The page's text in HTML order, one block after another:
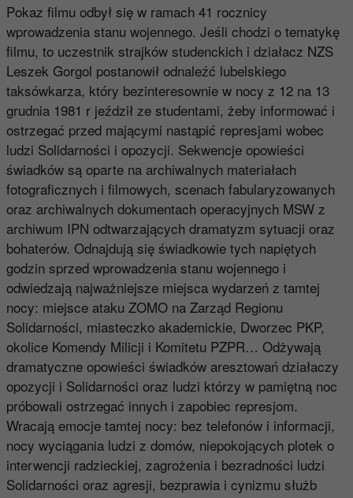
Pokaz filmu odbył się w ramach 41 rocznicy
wprowadzenia stanu wojennego. Jeśli chodzi o tematykę
filmu, to uczestnik strajków studenckich i działacz NZS
Leszek Gorgol postanowił odnaleźć lubelskiego
taksówkarza, który bezinteresownie w nocy z 12 na 13
grudnia 1981 r jeździł ze studentami, żeby informować i
ostrzegać przed mającymi nastąpić represjami wobec
ludzi Solidarności i opozycji. Sekwencje opowieści
świadków są oparte na archiwalnych materiałach
fotograficznych i filmowych, scenach fabularyzowanych
oraz archiwalnych dokumentach operacyjnych MSW z
archiwum IPN odtwarzających dramatyzm sytuacji oraz
bohaterów. Odnajdują się świadkowie tych napiętych
godzin sprzed wprowadzenia stanu wojennego i
odwiedzają najważniejsze miejsca wydarzeń z tamtej
nocy: miejsce ataku ZOMO na Zarząd Regionu
Solidarności, miasteczko akademickie, Dworzec PKP,
okolice Komendy Milicji i Komitetu PZPR… Odżywają
dramatyczne opowieści świadków aresztowań działaczy
opozycji i Solidarności oraz ludzi którzy w pamiętną noc
próbowali ostrzegać innych i zapobiec represjom.
Wracają emocje tamtej nocy: bez telefonów i informacji,
nocy wyciągania ludzi z domów, niepokojących plotek o
interwencji radzieckiej, zagrożenia i bezradności ludzi
Solidarności oraz agresji, bezprawia i cynizmu służb